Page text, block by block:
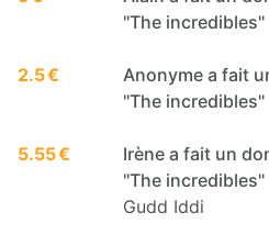
"The incredibles"
2.5 €
Anonyme a fait
"The incredibles"
5.55 €
Irène a fait un
"The incredibles"
Gudd Iddi